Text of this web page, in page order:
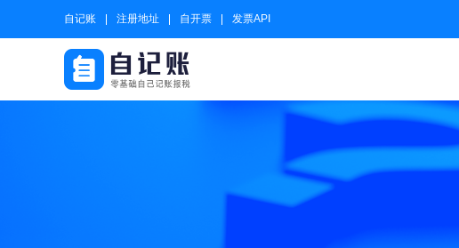
自记账 注册地址 自开票 发票API